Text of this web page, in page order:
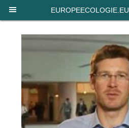
EUROPEECOLOGIE.EU